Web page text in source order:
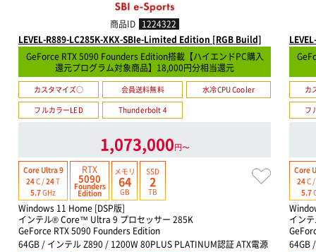
商品ID 1224322
LEVEL-R889-LC285K-XKX-SBIe-Limited Edition [RGB Build]
GeForce RTX 5090 Founders Edition搭載【ハイエンドPC購入
還元プログラム対象商品】18,000円分相当還元
カスタマイズ○ 会員送料無料
水冷CPU Cooler
フルカラーLED
Thunderbolt 4
1,073,000円〜
Core Ultra 9
24C /24T
5.7GHz
RTX
5090
Founders
Edition
メモリ
64
GB
SSD
2
TB
Windows 11 Home [DSP版]
インテル® Core™ Ultra 9 プロセッサー 285K
GeForce RTX 5090 Founders Edition
64GB / インテル Z890 / 1200W 80PLUS PLATINUM認証 ATX電源
カ
フ
Core
24C /
5.7
イン
64GB